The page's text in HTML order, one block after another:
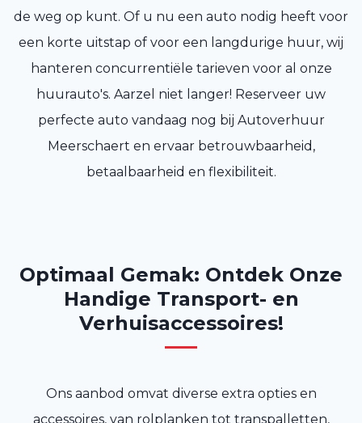
de weg op kunt. Of u nu een auto nodig heeft voor
een korte uitstap of voor een langdurige huur, wij
hanteren concurrentiële tarieven voor al onze
huurauto's. Aarzel niet langer! Reserveer uw
perfecte auto vandaag nog bij Autoverhuur
Meerschaert en ervaar betrouwbaarheid,
betaalbaarheid en flexibiliteit.
Optimaal Gemak: Ontdek Onze
Handige Transport- en
Verhuisaccessoires!
Ons aanbod omvat diverse extra opties en
accessoires, van rolplanken tot transpalletten,